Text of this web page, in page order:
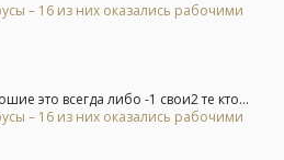
– 16 из них оказались рабочими
это всегда либо -1 свои2 те кто...
– 16 из них оказались рабочими